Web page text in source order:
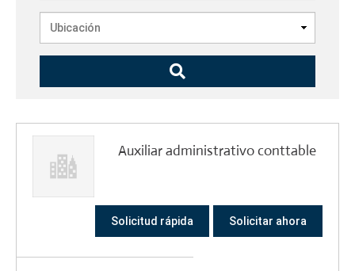
Auxiliar administrativo conttable
Solicitud rápida Solicitar ahora